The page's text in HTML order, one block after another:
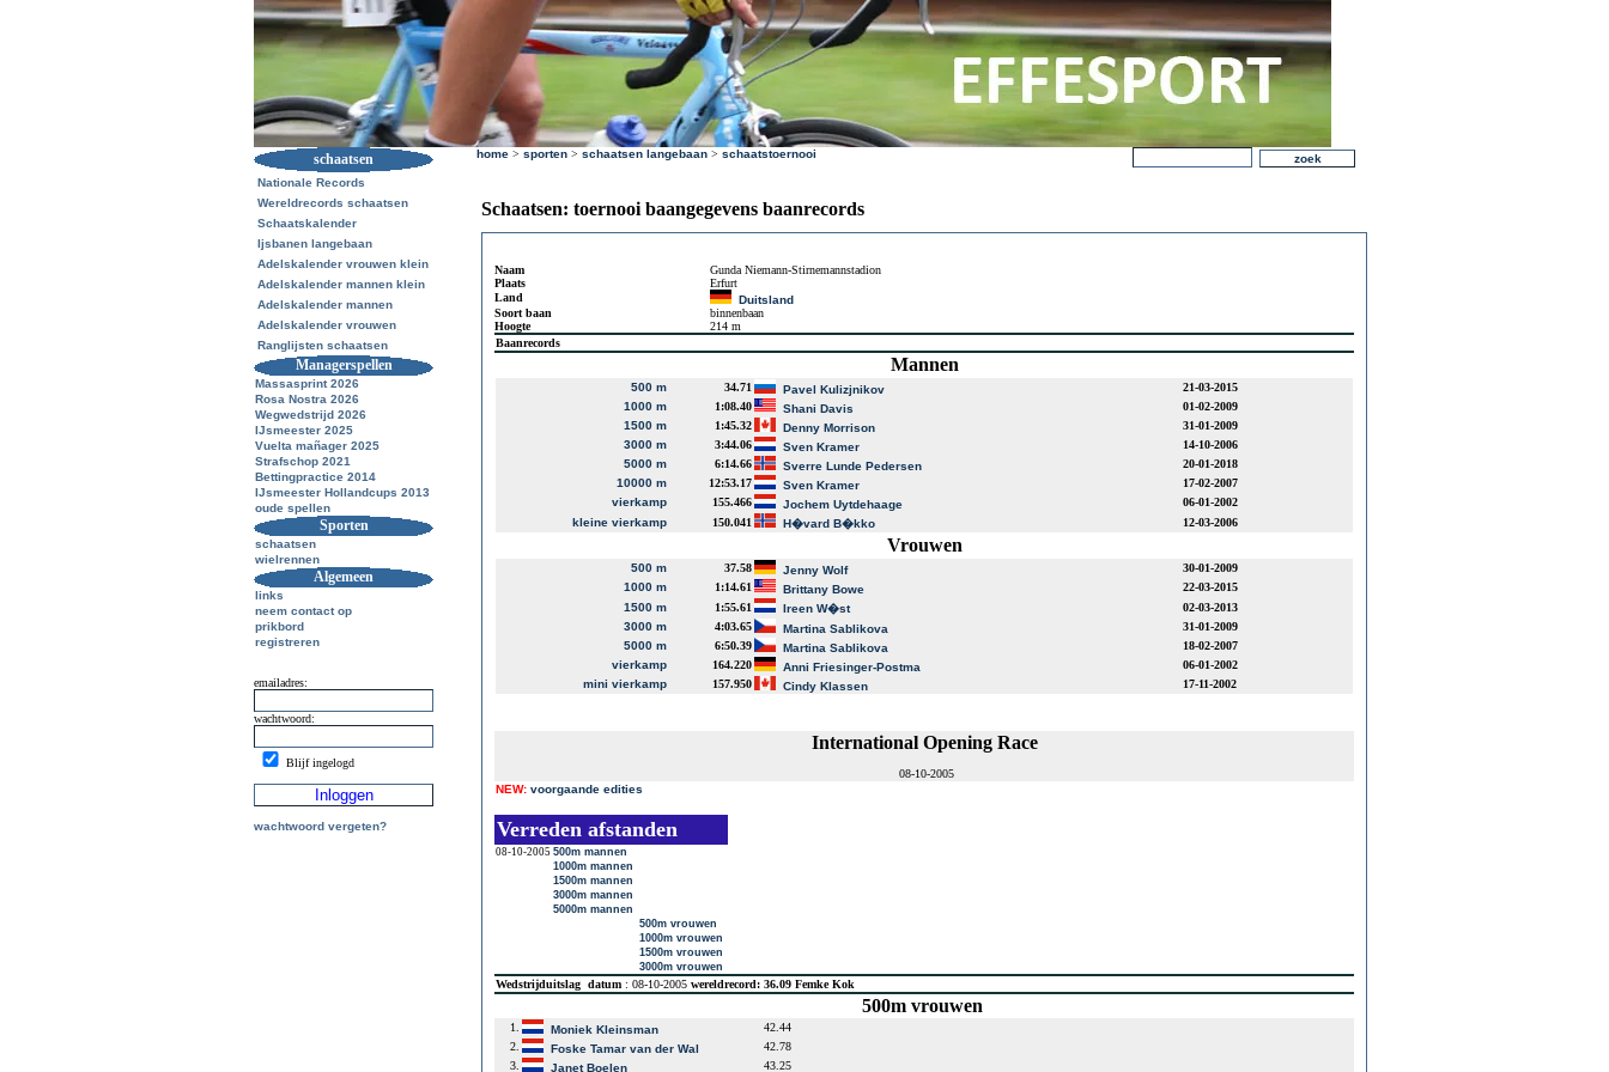
schaatsen
Nationale Records
Wereldrecords schaatsen
Schaatskalender
Ijsbanen langebaan
Adelskalender vrouwen klein
Adelskalender mannen klein
Adelskalender mannen
Adelskalender vrouwen
Ranglijsten schaatsen
Managerspellen
Massasprint 2026
Rosa Nostra 2026
Wegwedstrijd 2026
IJsmeester 2025
Vuelta mañager 2025
Strafschop 2021
Bettingpractice 2014
IJsmeester Hollandcups 2013
oude spellen
Sporten
schaatsen
wielrennen
Algemeen
links
neem contact op
prikbord
registreren
emailadres:
wachtwoord:
Blijf ingelogd
wachtwoord vergeten?
home > sporten > schaatsen langebaan > schaatstoernooi
Schaatsen: toernooi baangegevens baanrecords
Naam
Gunda Niemann-Stirnemannstadion
Plaats
Erfurt
Land
Duitsland
Soort baan
binnenbaan
Hoogte
214 m
Baanrecords
Mannen
500 m 34.71 Pavel Kulizjnikov
21-03-2015
1000 m
1:08.40 Shani Davis
01-02-2009
1500 m
1:45.32 Denny Morrison
31-01-2009
3000 m
3:44.06 Sven Kramer
14-10-2006
5000 m
6:14.66 Sverre Lunde Pedersen
20-01-2018
10000 m
12:53.17 Sven Kramer
17-02-2007
vierkamp
155.466 Jochem Uytdehaage
06-01-2002
kleine vierkamp
150.041 H�vard B�kko 12-03-2006
Vrouwen
500 m 37.58 Jenny Wolf
30-01-2009
1000 m
1:14.61 Brittany Bowe
22-03-2015
1500 m
1:55.61 Ireen W�st
02-03-2013
3000 m
4:03.65 Martina Sablikova
31-01-2009
5000 m
6:50.39 Martina Sablikova
18-02-2007
vierkamp
164.220 Anni Friesinger-Postma
06-01-2002
mini vierkamp
157.950 Cindy Klassen 17-11-2002
International Opening Race
08-10-2005
NEW: voorgaande edities
Verreden afstanden
08-10-2005 500m mannen
1000m mannen
1500m mannen
3000m mannen
5000m mannen
500m vrouwen
1000m vrouwen
1500m vrouwen
3000m vrouwen
Wedstrijduitslag datum : 08-10-2005 wereldrecord: 36.09 Femke Kok
500m vrouwen
1. Moniek Kleinsman
42.44
2.
Foske Tamar van der Wal
42.78
3.
Janet Boelen 43.25